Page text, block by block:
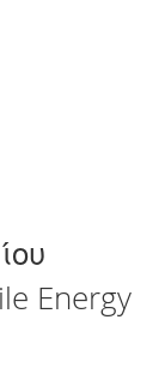
Energy